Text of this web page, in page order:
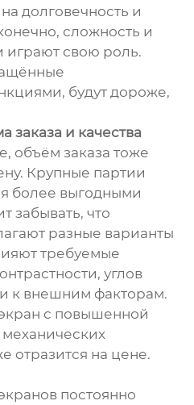
долговечность и
сложность и
играют свою роль.
будут дороже,
заказа и качества
объём заказа тоже
Крупные партии
более выгодными
забывать, что
разные варианты
требуемые
углов
к внешним факторам.
с повышенной
отразится на цене.
постоянно